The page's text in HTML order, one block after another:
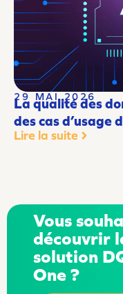
29 MAI 2026
La qualité des
des cas d’usage
Lire la suite
Vous
découvrir
solution
One ?